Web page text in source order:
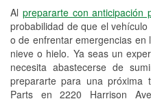
Al prepararte con anticipación
probabilidad de que el
o de enfrentar emergencias
nieve o hielo. Ya seas un
necesita abastecerse de
prepararte para una próxima
Parts en 2220 Harrison
Snowstorm
Tornado
Conoce más